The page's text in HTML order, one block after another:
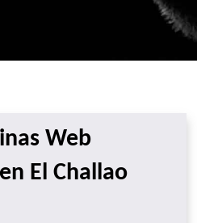
Web
El Challao